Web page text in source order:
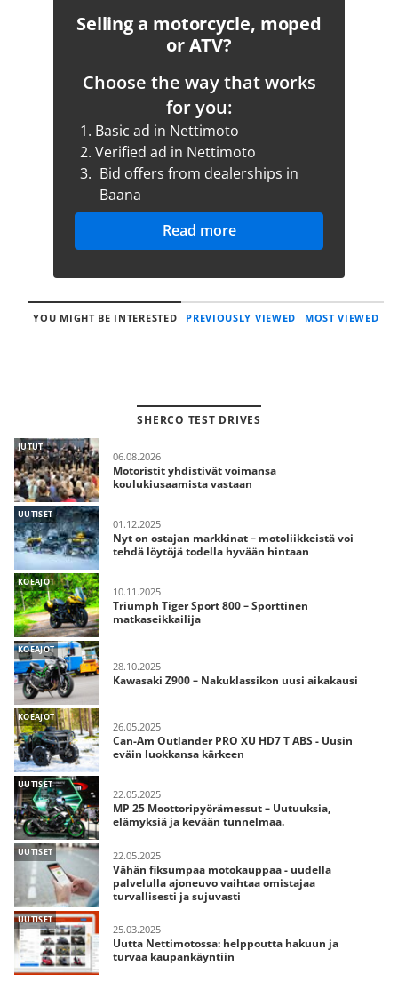
Selling a motorcycle, moped
or ATV?
Choose the way that works
for you:
1. Basic ad in Nettimoto
2. Verified ad in Nettimoto
3. Bid offers from dealerships in
Baana
Read more
YOU MIGHT BE INTERESTED PREVIOUSLY VIEWED MOST VIEWED
SHERCO TEST DRIVES
JUTUT
06.08.2026
Motoristit yhdistivät voimansa
koulukiusaamista vastaan
UUTISET
01.12.2025
Nyt on ostajan markkinat – motoliikkeistä voi
tehdä löytöjä todella hyvään hintaan
KOEAJOT
10.11.2025
Triumph Tiger Sport 800 – Sporttinen
matkaseikkailija
KOEAJOT
28.10.2025
Kawasaki Z900 – Nakuklassikon uusi aikakausi
KOEAJOT
26.05.2025
Can-Am Outlander PRO XU HD7 T ABS - Uusin
eväin luokkansa kärkeen
UUTISET
22.05.2025
MP 25 Moottoripyörämessut – Uutuuksia,
elämyksiä ja kevään tunnelmaa.
UUTISET 22.05.2025
Vähän fiksumpaa motokauppaa - uudella
palvelulla ajoneuvo vaihtaa omistajaa
turvallisesti ja sujuvasti
UUTISET
25.03.2025
Uutta Nettimotossa: helppoutta hakuun ja
turvaa kaupankäyntiin